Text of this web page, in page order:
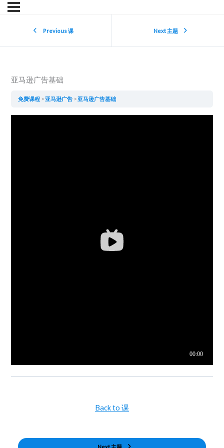
Previous 课 Next 主题
亚马逊广告基础
免费课程 亚马逊广告 亚马逊广告基础
Back to 课